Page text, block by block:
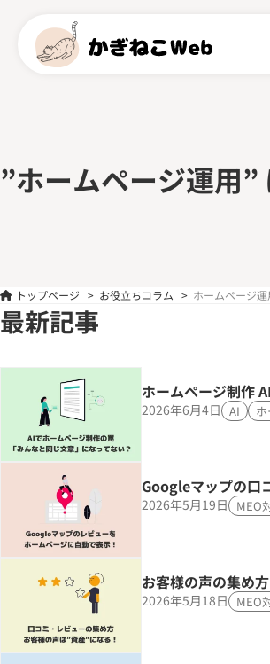
”ホームページ運用”
トップページ > お役立ちコラム > ホームページ運
最新記事
ホームページ制作
2026年6月4日 AI
Googleマップの口
2026年5月19日 MEO
お客様の声の集め
2026年5月18日 MEO